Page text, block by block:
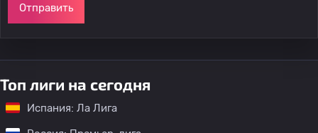
Отправить
Топ лиги на сегодня
Испания: Ла Лига